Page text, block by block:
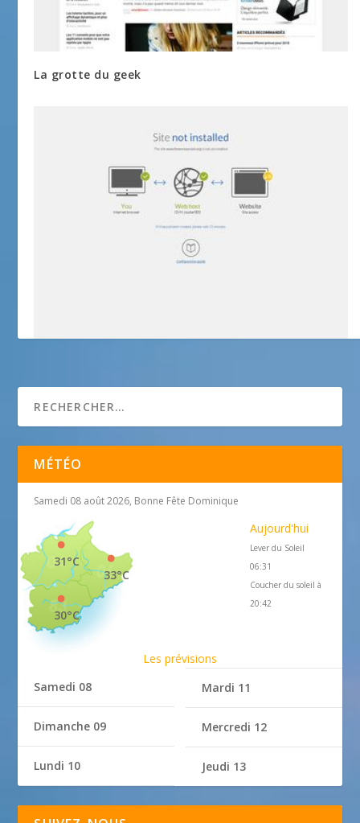
La grotte du geek
MÉTÉO
Samedi 08 août 2026, Bonne Fête Dominique
33°C
31°C
30°C
Aujourd'hui
Lever du Soleil
06:31
Coucher du soleil à
20:42
Les prévisions
Samedi 08
Dimanche 09
Lundi 10
Mardi 11
Mercredi 12
Jeudi 13